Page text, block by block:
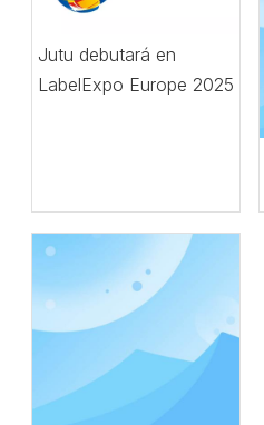
Jutu debutará en
LabelExpo Europe 2025